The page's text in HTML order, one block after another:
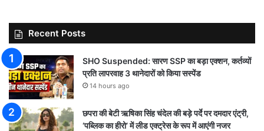
Recent Posts
SHO Suspended: सारण SSP का बड़ा एक्शन, कर्तव्यों
प्रति लापरवाह 3 थानेदारों को किया सस्पेंड
14 hours ago
छपरा की बेटी ऋषिका सिंह चंदेल की बड़े पर्दे पर दमदार एंट्री,
‘पब्लिक का हीरो’ में लीड एक्ट्रेस के रूप में आएंगी नजर